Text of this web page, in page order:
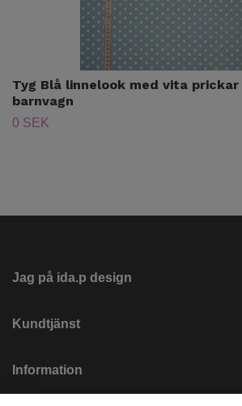
Tyg Blå linnelook med vita
barnvagn
0 SEK
Jag på ida.p design
Kundtjänst
Information